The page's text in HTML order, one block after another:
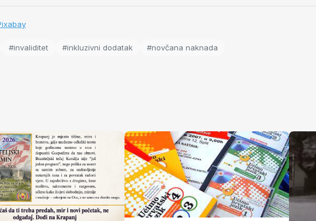
#invaliditet #inkluzivni dodatak #novčana naknada